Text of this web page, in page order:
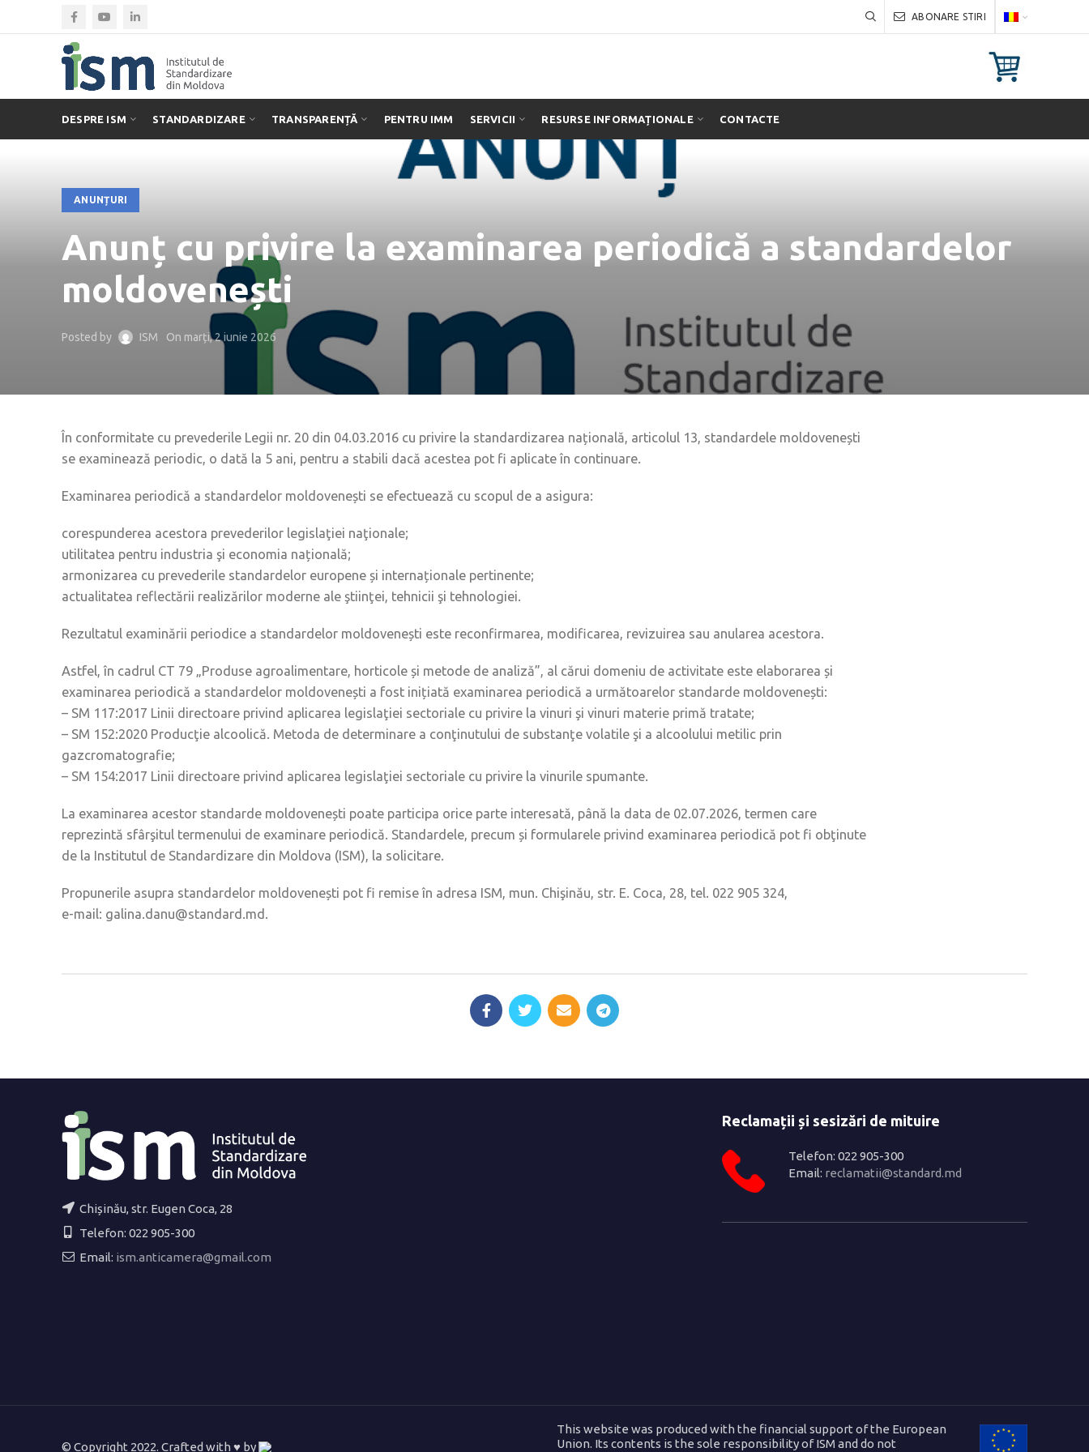
ABONARE STIRI
DESPRE ISM STANDARDIZARE TRANSPARENȚĂ PENTRU IMM SERVICII RESURSE INFORMAȚIONALE CONTACTE
ANUNȚURI
Anunț cu privire la examinarea periodică a standardelor
moldovenești
Posted by ISM On marți, 2 iunie 2026
În conformitate cu prevederile Legii nr. 20 din 04.03.2016 cu privire la standardizarea națională, articolul 13, standardele moldovenești
se examinează periodic, o dată la 5 ani, pentru a stabili dacă acestea pot fi aplicate în continuare.
Examinarea periodică a standardelor moldovenești se efectuează cu scopul de a asigura:
corespunderea acestora prevederilor legislaţiei naţionale;
utilitatea pentru industria şi economia națională;
armonizarea cu prevederile standardelor europene și internaționale pertinente;
actualitatea reflectării realizărilor moderne ale ştiinţei, tehnicii şi tehnologiei.
Rezultatul examinării periodice a standardelor moldovenești este reconfirmarea, modificarea, revizuirea sau anularea acestora.
Astfel, în cadrul CT 79 „Produse agroalimentare, horticole și metode de analiză”, al cărui domeniu de activitate este elaborarea și
examinarea periodică a standardelor moldovenești a fost inițiată examinarea periodică a următoarelor standarde moldovenești:
– SM 117:2017 Linii directoare privind aplicarea legislaţiei sectoriale cu privire la vinuri şi vinuri materie primă tratate;
– SM 152:2020 Producţie alcoolică. Metoda de determinare a conţinutului de substanţe volatile şi a alcoolului metilic prin
gazcromatografie;
– SM 154:2017 Linii directoare privind aplicarea legislaţiei sectoriale cu privire la vinurile spumante.
La examinarea acestor standarde moldovenești poate participa orice parte interesată, până la data de 02.07.2026, termen care
reprezintă sfârşitul termenului de examinare periodică. Standardele, precum și formularele privind examinarea periodică pot fi obţinute
de la Institutul de Standardizare din Moldova (ISM), la solicitare.
Propunerile asupra standardelor moldovenești pot fi remise în adresa ISM, mun. Chişinău, str. E. Coca, 28, tel. 022 905 324,
e-mail: galina.danu@standard.md.
Chișinău, str. Eugen Coca, 28
Telefon: 022 905-300
Email: ism.anticamera@gmail.com
Reclamații și sesizări de mituire
Telefon: 022 905-300
Email: reclamatii@standard.md
© Copyright 2022. Crafted with ♥ by
This website was produced with the financial support of the European
Union. Its contents is the sole responsibility of ISM and do not